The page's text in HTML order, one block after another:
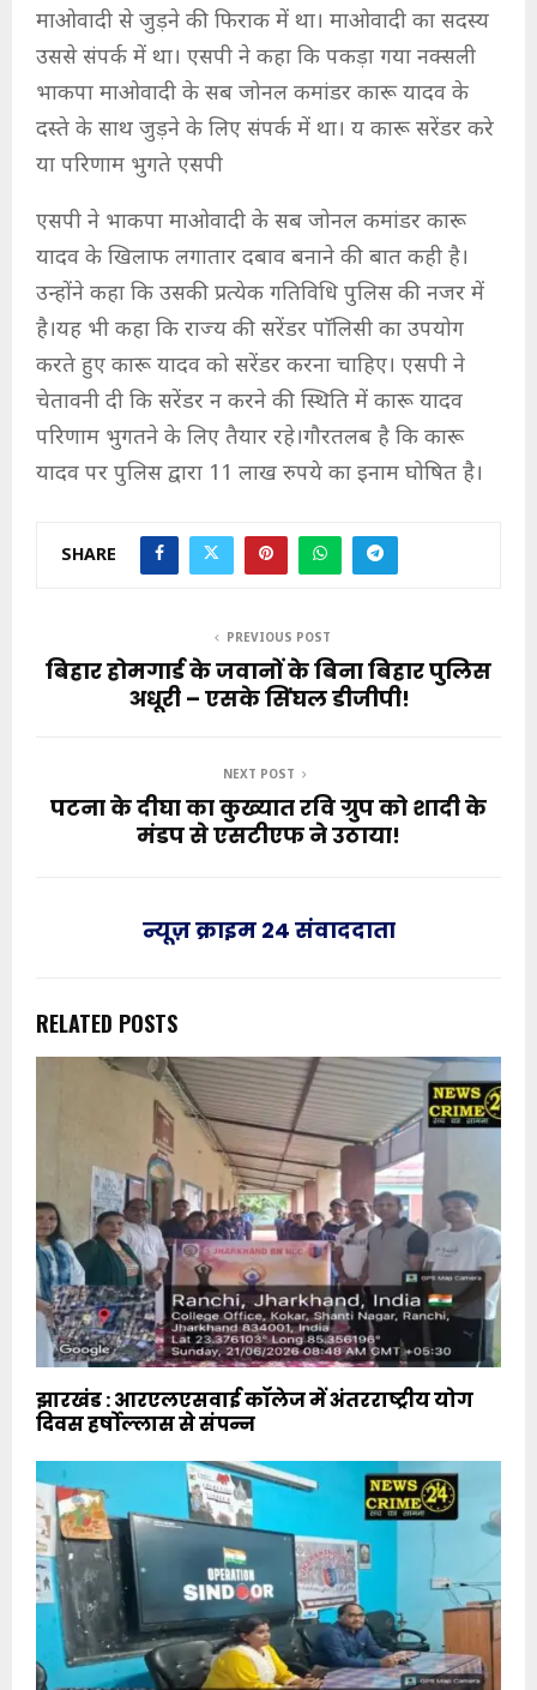
माओवादी से जुड़ने की फिराक में था। माओवादी का सदस्य
उससे संपर्क में था। एसपी ने कहा कि पकड़ा गया नक्सली
भाकपा माओवादी के सब जोनल कमांडर कारू यादव के
दस्ते के साथ जुड़ने के लिए संपर्क में था। य कारू सरेंडर करे
या परिणाम भुगते एसपी
एसपी ने भाकपा माओवादी के सब जोनल कमांडर कारू
यादव के खिलाफ लगातार दबाव बनाने की बात कही है।
उन्होंने कहा कि उसकी प्रत्येक गतिविधि पुलिस की नजर में
है।यह भी कहा कि राज्य की सरेंडर पाॅलिसी का उपयोग
करते हुए कारू यादव को सरेंडर करना चाहिए। एसपी ने
चेतावनी दी कि सरेंडर न करने की स्थिति में कारू यादव
परिणाम भुगतने के लिए तैयार रहे।गौरतलब है कि कारू
यादव पर पुलिस द्वारा 11 लाख रुपये का इनाम घोषित है।
SHARE
PREVIOUS POST
बिहार होमगार्ड के जवानों के बिना बिहार पुलिस
अधूरी – एसके सिंघल डीजीपी!
NEXT POST
पटना के दीघा का कुख्यात रवि ग्रुप को शादी के
मंडप से एसटीएफ ने उठाया!
न्यूज़ क्राइम 24 संवाददाता
RELATED POSTS
झारखंड : आरएलएसवाई कॉलेज में अंतरराष्ट्रीय योग
दिवस हर्षोल्लास से संपन्न